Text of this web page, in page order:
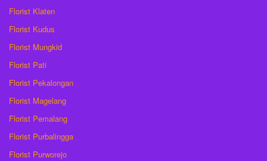
Florist Klaten
Florist Kudus
Florist Mungkid
Florist Pati
Florist Pekalongan
Florist Magelang
Florist Pemalang
Florist Purbalingga
Florist Purworejo